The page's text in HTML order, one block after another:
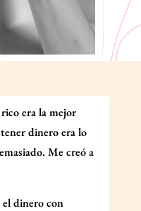
era la mejor
dinero era lo
Me creó a
el dinero con